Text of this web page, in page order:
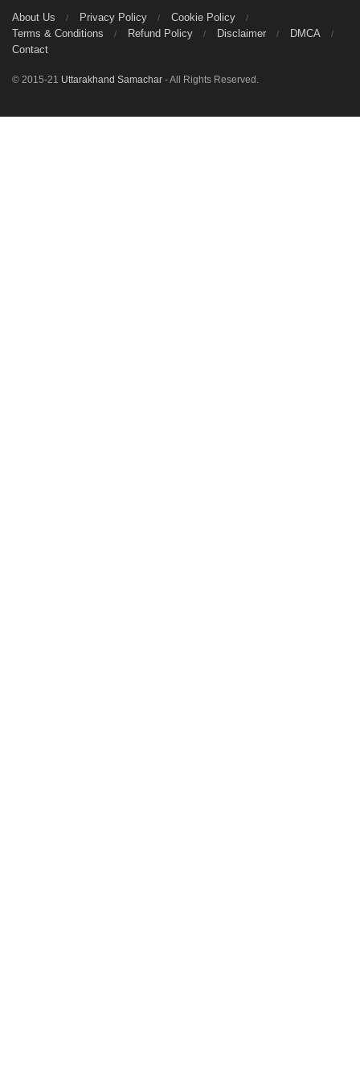
About Us Privacy Policy
Cookie Policy
Terms & Conditions
Refund Policy Disclaimer
DMCA
Contact
© 2015-21 Uttarakhand Samachar - All Rights Reserved.